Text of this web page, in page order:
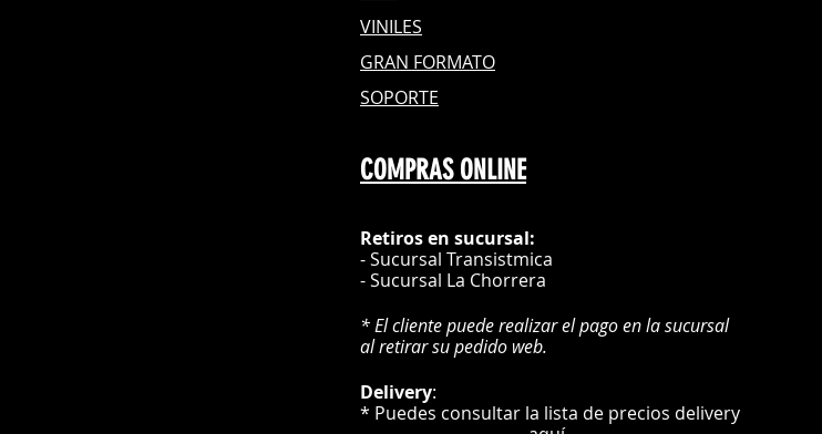
VINILES
GRAN FORMATO
SOPORTE
COMPRAS ONLINE
Retiros en sucursal:
- Sucursal Transistmica
- Sucursal La Chorrera
* El cliente puede realizar el pago en la sucursal
al retirar su pedido web.
Delivery:
* Puedes consultar la lista de precios delivery